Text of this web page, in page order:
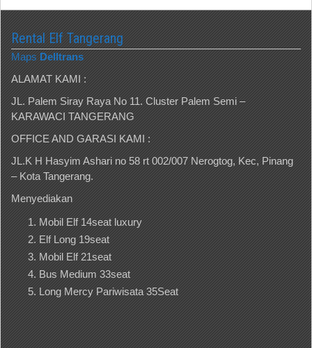
Rental Elf Tangerang
Maps Delltrans
ALAMAT KAMI :
JL. Palem Siray Raya No 11. Cluster Palem Semi –
KARAWACI TANGERANG
OFFICE AND GARASI KAMI :
JL.K H Hasyim Ashari no 58 rt 002/007 Nerogtog, Kec, Pinang
– Kota Tangerang.
Menyediakan
Mobil Elf 14seat luxury
Elf Long 19seat
Mobil Elf 21seat
Bus Medium 33seat
Long Mercy Pariwisata 35Seat